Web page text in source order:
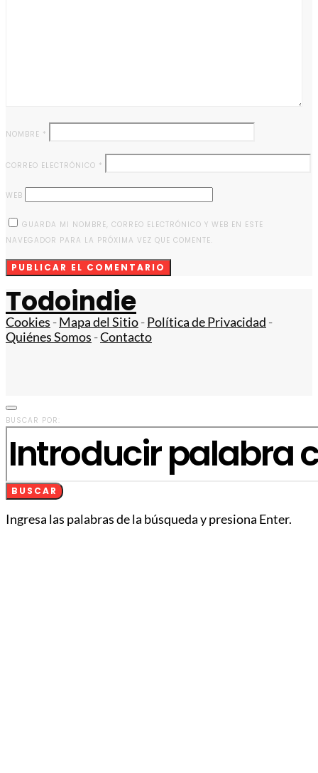
NOMBRE *
CORREO ELECTRÓNICO *
WEB
GUARDA MI NOMBRE, CORREO ELECTRÓNICO Y WEB EN ESTE
NAVEGADOR PARA LA PRÓXIMA VEZ QUE COMENTE.
Todoindie
Cookies -Mapa del Sitio-Política de Privacidad -
Quiénes Somos -Contacto
BUSCAR POR:
BUSCAR
Ingresa las palabras de la búsqueda y presiona Enter.